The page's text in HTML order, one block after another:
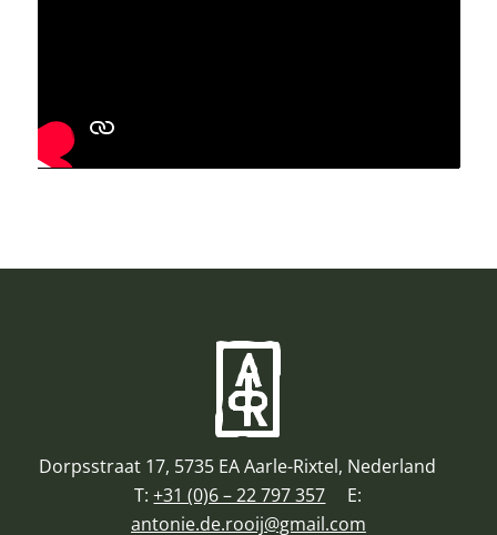
Dorpsstraat 17, 5735 EA Aarle-Rixtel, Nederland
T:+31 (0)6 – 22 797 357 E:
antonie.de.rooij@gmail.com